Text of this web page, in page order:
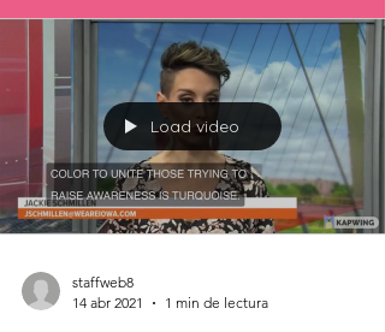
Load video
staffweb8
14 abr 2021
1 min de lectura